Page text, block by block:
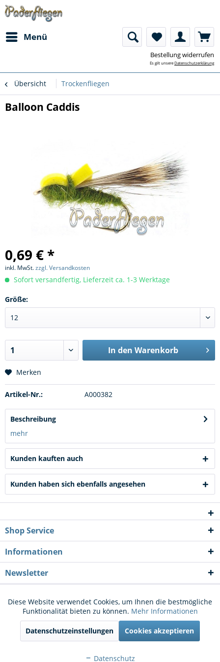
Menü
Bestellung widerrufen
Es gilt unsereDatenschutzerklärung
Übersicht Trockenfliegen
Balloon Caddis
0,69 € *
inkl. MwSt.zzgl. Versandkosten
Sofort versandfertig, Lieferzeit ca. 1-3 Werktage
Größe:
In den Warenkorb
Merken
Artikel-Nr.: A000382
Beschreibung
mehr
Kunden kauften auch
Kunden haben sich ebenfalls angesehen
Shop Service
Informationen
Newsletter
* Alle Preise inkl. gesetzl. Mehrwertsteuer zzgl.Versandkostenund ggf.
Nachnahmegebühren, wenn nicht anders beschrieben
Cookie-Einstellungen
Kontakt
Funktionale Aktiv
Marketing Aktiv
Diese Website verwendet Cookies, um Ihnen die bestmögliche
Funktionalität bieten zu können. Mehr Informationen
Datenschutzeinstellungen Cookies akzeptieren
Datenschutz